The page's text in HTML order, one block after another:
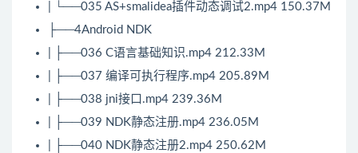
| └──035 AS+smalidea插件动态调试2.mp4 150.37M
├──4Android NDK
| ├──036 C语言基础知识.mp4 212.33M
| ├──037 编译可执行程序.mp4 205.89M
| ├──038 jni接口.mp4 239.36M
| ├──039 NDK静态注册.mp4 236.05M
| ├──040 NDK静态注册2.mp4 250.62M